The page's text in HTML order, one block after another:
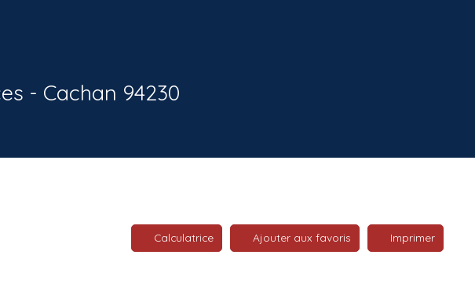
- Cachan 94230
Calculatrice Ajouter aux favoris Imprimer